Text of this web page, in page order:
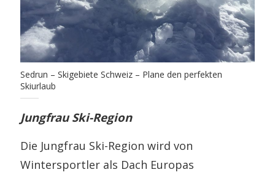
Sedrun – Skigebiete Schweiz – Plane den perfekten
Skiurlaub
Jungfrau Ski-Region
Die Jungfrau Ski-Region wird von
Wintersportler als Dach Europas